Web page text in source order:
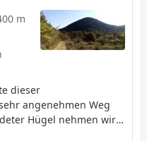
m
dieser
angenehmen Weg
Hügel nehmen wir